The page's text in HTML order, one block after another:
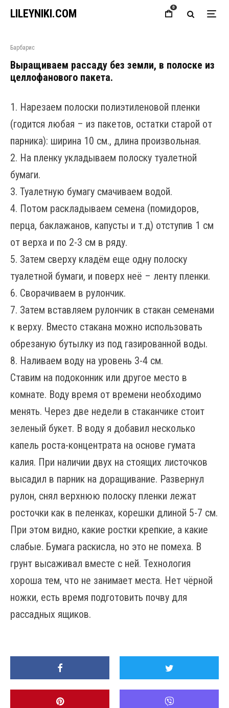
LILEYNIKI.COM 0
Барбарис
Выращиваем рассаду без земли, в полоске из
целлофанового пакета.
1. Нарезаем полоски полиэтиленовой пленки
(годится любая – из пакетов, остатки старой от
парника): ширина 10 см., длина произвольная.
2. На пленку укладываем полоску туалетной
бумаги.
3. Туалетную бумагу смачиваем водой.
4. Потом раскладываем семена (помидоров,
перца, баклажанов, капусты и т.д) отступив 1 см
от верха и по 2-3 см в ряду.
5. Затем сверху кладём еще одну полоску
туалетной бумаги, и поверх неё – ленту пленки.
6. Сворачиваем в рулончик.
7. Затем вставляем рулончик в стакан семенами
к верху. Вместо стакана можно использовать
обрезаную бутылку из под газированной воды.
8. Наливаем воду на уровень 3-4 см.
Ставим на подоконник или другое место в
комнате. Воду время от времени необходимо
менять. Через две недели в стаканчике стоит
зеленый букет. В воду я добавил несколько
капель роста-концентрата на основе гумата
калия. При наличии двух на стоящих листочков
высадил в парник на доращивание. Развернул
рулон, снял верхнюю полоску пленки лежат
росточки как в пеленках, корешки длиной 5-7 см.
При этом видно, какие ростки крепкие, а какие
слабые. Бумага раскисла, но это не помеха. В
грунт высаживал вместе с ней. Технология
хороша тем, что не занимает места. Нет чёрной
ножки, есть время подготовить почву для
рассадных ящиков.